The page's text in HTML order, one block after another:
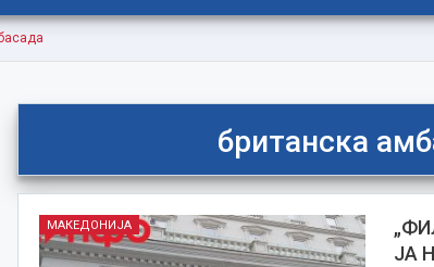
британска
МАКЕДОНИЈА
ЈА